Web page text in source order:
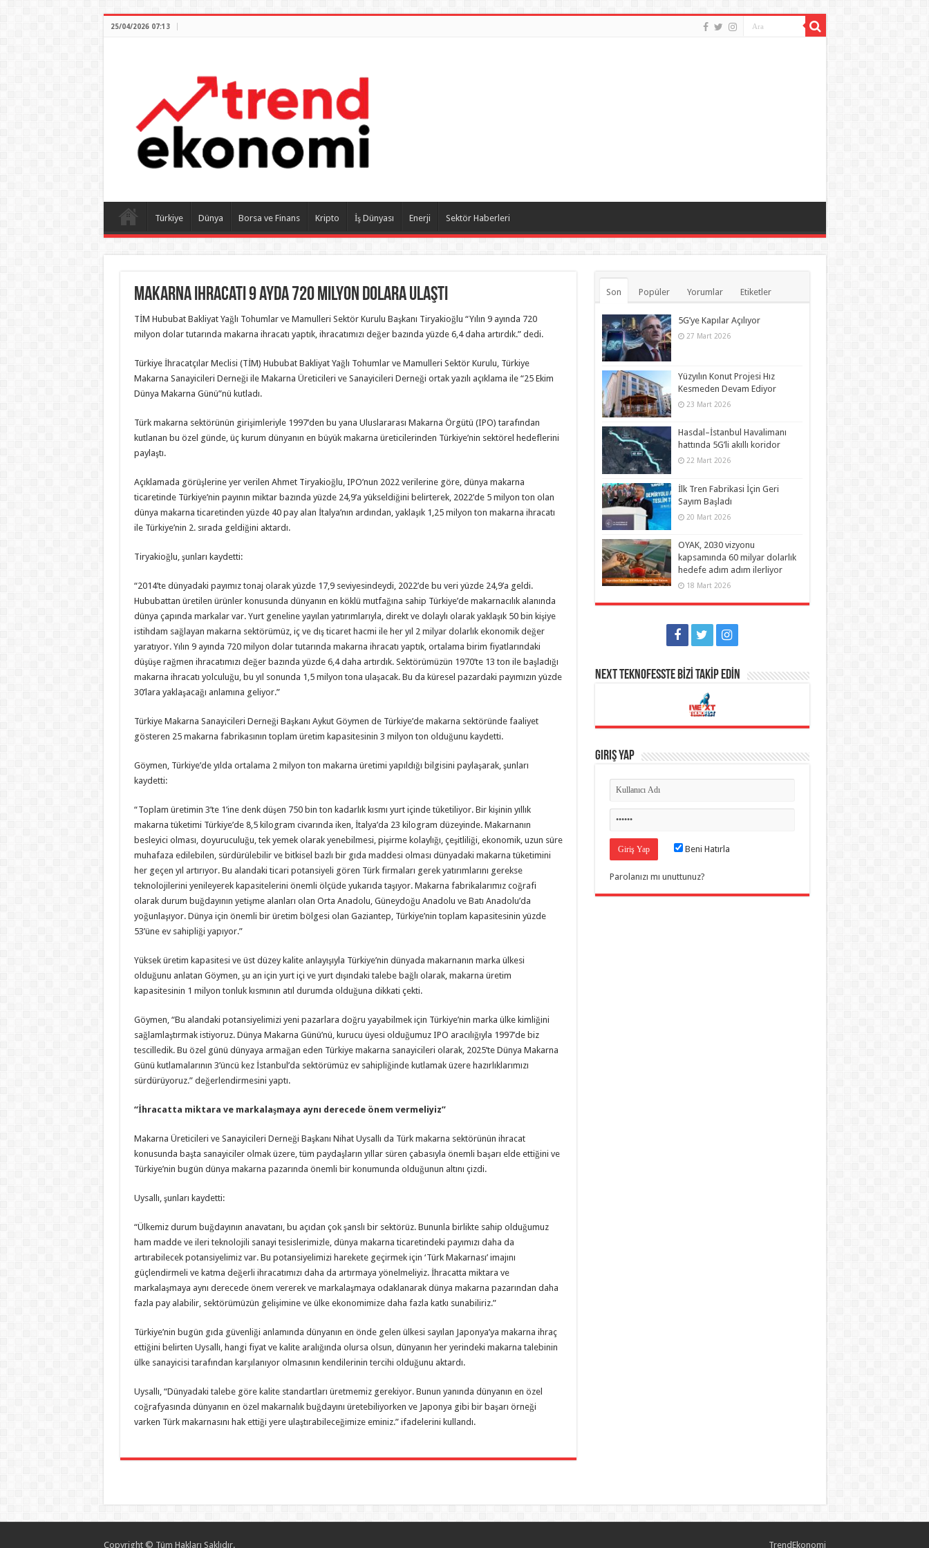
25/04/2026 07:13
Türkiye Dünya Borsa ve Finans Kripto İş Dünyası Enerji Sektör Haberleri
Makarna ihracatı 9 ayda 720 milyon dolara ulaştı
TİM Hububat Bakliyat Yağlı Tohumlar ve Mamulleri Sektör Kurulu Başkanı Tiryakioğlu “Yılın 9 ayında 720
milyon dolar tutarında makarna ihracatı yaptık, ihracatımızı değer bazında yüzde 6,4 daha artırdık.” dedi.
Türkiye İhracatçılar Meclisi (TİM) Hububat Bakliyat Yağlı Tohumlar ve Mamulleri Sektör Kurulu, Türkiye
Makarna Sanayicileri Derneği ile Makarna Üreticileri ve Sanayicileri Derneği ortak yazılı açıklama ile “25 Ekim
Dünya Makarna Günü”nü kutladı.
Türk makarna sektörünün girişimleriyle 1997’den bu yana Uluslararası Makarna Örgütü (IPO) tarafından
kutlanan bu özel günde, üç kurum dünyanın en büyük makarna üreticilerinden Türkiye’nin sektörel hedeflerini
paylaştı.
Açıklamada görüşlerine yer verilen Ahmet Tiryakioğlu, IPO’nun 2022 verilerine göre, dünya makarna
ticaretinde Türkiye’nin payının miktar bazında yüzde 24,9’a yükseldiğini belirterek, 2022’de 5 milyon ton olan
dünya makarna ticaretinden yüzde 40 pay alan İtalya’nın ardından, yaklaşık 1,25 milyon ton makarna ihracatı
ile Türkiye’nin 2. sırada geldiğini aktardı.
Tiryakioğlu, şunları kaydetti:
“2014’te dünyadaki payımız tonaj olarak yüzde 17,9 seviyesindeydi, 2022’de bu veri yüzde 24,9’a geldi.
Hububattan üretilen ürünler konusunda dünyanın en köklü mutfağına sahip Türkiye’de makarnacılık alanında
dünya çapında markalar var. Yurt geneline yayılan yatırımlarıyla, direkt ve dolaylı olarak yaklaşık 50 bin kişiye
istihdam sağlayan makarna sektörümüz, iç ve dış ticaret hacmi ile her yıl 2 milyar dolarlık ekonomik değer
yaratıyor. Yılın 9 ayında 720 milyon dolar tutarında makarna ihracatı yaptık, ortalama birim fiyatlarındaki
düşüşe rağmen ihracatımızı değer bazında yüzde 6,4 daha artırdık. Sektörümüzün 1970’te 13 ton ile başladığı
makarna ihracatı yolculuğu, bu yıl sonunda 1,5 milyon tona ulaşacak. Bu da küresel pazardaki payımızın yüzde
30’lara yaklaşacağı anlamına geliyor.”
Türkiye Makarna Sanayicileri Derneği Başkanı Aykut Göymen de Türkiye’de makarna sektöründe faaliyet
gösteren 25 makarna fabrikasının toplam üretim kapasitesinin 3 milyon ton olduğunu kaydetti.
Göymen, Türkiye’de yılda ortalama 2 milyon ton makarna üretimi yapıldığı bilgisini paylaşarak, şunları
kaydetti:
“Toplam üretimin 3’te 1’ine denk düşen 750 bin ton kadarlık kısmı yurt içinde tüketiliyor. Bir kişinin yıllık
makarna tüketimi Türkiye’de 8,5 kilogram civarında iken, İtalya’da 23 kilogram düzeyinde. Makarnanın
besleyici olması, doyuruculuğu, tek yemek olarak yenebilmesi, pişirme kolaylığı, çeşitliliği, ekonomik, uzun süre
muhafaza edilebilen, sürdürülebilir ve bitkisel bazlı bir gıda maddesi olması dünyadaki makarna tüketimini
her geçen yıl artırıyor. Bu alandaki ticari potansiyeli gören Türk firmaları gerek yatırımlarını gerekse
teknolojilerini yenileyerek kapasitelerini önemli ölçüde yukarıda taşıyor. Makarna fabrikalarımız coğrafi
olarak durum buğdayının yetişme alanları olan Orta Anadolu, Güneydoğu Anadolu ve Batı Anadolu’da
yoğunlaşıyor. Dünya için önemli bir üretim bölgesi olan Gaziantep, Türkiye’nin toplam kapasitesinin yüzde
53’üne ev sahipliği yapıyor.”
Yüksek üretim kapasitesi ve üst düzey kalite anlayışıyla Türkiye’nin dünyada makarnanın marka ülkesi
olduğunu anlatan Göymen, şu an için yurt içi ve yurt dışındaki talebe bağlı olarak, makarna üretim
kapasitesinin 1 milyon tonluk kısmının atıl durumda olduğuna dikkati çekti.
Göymen, “Bu alandaki potansiyelimizi yeni pazarlara doğru yayabilmek için Türkiye’nin marka ülke kimliğini
sağlamlaştırmak istiyoruz. Dünya Makarna Günü’nü, kurucu üyesi olduğumuz IPO aracılığıyla 1997’de biz
tescilledik. Bu özel günü dünyaya armağan eden Türkiye makarna sanayicileri olarak, 2025’te Dünya Makarna
Günü kutlamalarının 3’üncü kez İstanbul’da sektörümüz ev sahipliğinde kutlamak üzere hazırlıklarımızı
sürdürüyoruz.” değerlendirmesini yaptı.
“İhracatta miktara ve markalaşmaya aynı derecede önem vermeliyiz”
Makarna Üreticileri ve Sanayicileri Derneği Başkanı Nihat Uysallı da Türk makarna sektörünün ihracat
konusunda başta sanayiciler olmak üzere, tüm paydaşların yıllar süren çabasıyla önemli başarı elde ettiğini ve
Türkiye’nin bugün dünya makarna pazarında önemli bir konumunda olduğunun altını çizdi.
Uysallı, şunları kaydetti:
“Ülkemiz durum buğdayının anavatanı, bu açıdan çok şanslı bir sektörüz. Bununla birlikte sahip olduğumuz
ham madde ve ileri teknolojili sanayi tesislerimizle, dünya makarna ticaretindeki payımızı daha da
artırabilecek potansiyelimiz var. Bu potansiyelimizi harekete geçirmek için ‘Türk Makarnası’ imajını
güçlendirmeli ve katma değerli ihracatımızı daha da artırmaya yönelmeliyiz. İhracatta miktara ve
markalaşmaya aynı derecede önem vererek ve markalaşmaya odaklanarak dünya makarna pazarından daha
fazla pay alabilir, sektörümüzün gelişimine ve ülke ekonomimize daha fazla katkı sunabiliriz.”
Türkiye’nin bugün gıda güvenliği anlamında dünyanın en önde gelen ülkesi sayılan Japonya’ya makarna ihraç
ettiğini belirten Uysallı, hangi fiyat ve kalite aralığında olursa olsun, dünyanın her yerindeki makarna talebinin
ülke sanayicisi tarafından karşılanıyor olmasının kendilerinin tercihi olduğunu aktardı.
Uysallı, “Dünyadaki talebe göre kalite standartları üretmemiz gerekiyor. Bunun yanında dünyanın en özel
coğrafyasında dünyanın en özel makarnalık buğdayını üretebiliyorken ve Japonya gibi bir başarı örneği
varken Türk makarnasını hak ettiği yere ulaştırabileceğimize eminiz.” ifadelerini kullandı.
Son Popüler Yorumlar Etiketler
5G’ye Kapılar Açılıyor
27 Mart 2026
Yüzyılın Konut Projesi Hız
Kesmeden Devam Ediyor
23 Mart 2026
Hasdal–İstanbul Havalimanı
hattında 5G’li akıllı koridor
22 Mart 2026
İlk Tren Fabrikasi İçin Geri
Sayım Başladı
20 Mart 2026
OYAK, 2030 vizyonu
kapsamında 60 milyar dolarlık
hedefe adım adım ilerliyor
18 Mart 2026
NEXT TEKNOFESSTE BİZİ TAKİP EDİN
Giriş Yap
Beni Hatırla
Parolanızı mı unuttunuz?
TrendEkonomi
Copyright © Tüm Hakları Saklıdır.